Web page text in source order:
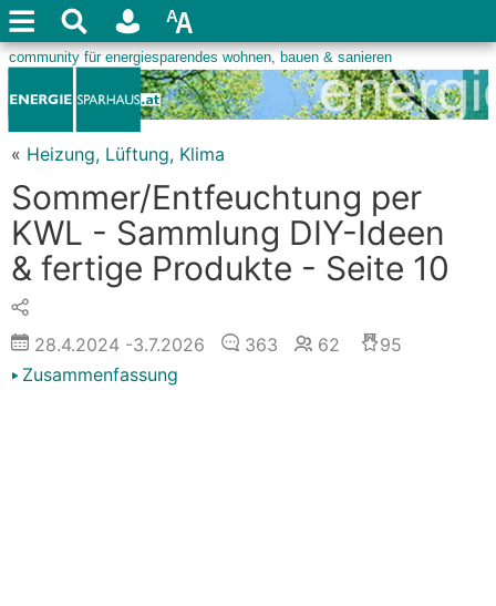
« Heizung, Lüftung, Klima
Sommer/Entfeuchtung per
KWL - Sammlung DIY-Ideen
& fertige Produkte - Seite 10
28.4.2024 -3.7.2026 363 62
95
Zusammenfassung